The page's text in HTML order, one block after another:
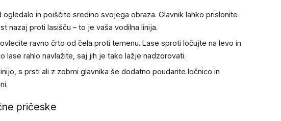
in poiščite sredino svojega obraza. Glavnik lahko prislonite
nazaj proti lasišču – to je vaša vodilna linija.
ravno črto od čela proti temenu. Lase sproti ločujte na levo in
lase rahlo navlažite, saj jih je tako lažje nadzorovati.
s prsti ali z zobmi glavnika še dodatno poudarite ločnico in
pričeske